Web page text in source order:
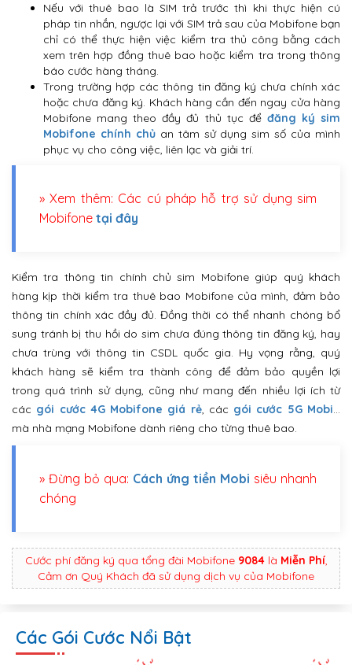
Nếu với thuê bao là SIM trả trước thì khi thực hiện cú
pháp tin nhắn, ngược lại với SIM trả sau của Mobifone bạn
chỉ có thể thực hiện việc kiểm tra thủ công bằng cách
xem trên hợp đồng thuê bao hoặc kiểm tra trong thông
báo cước hàng tháng.
Trong trường hợp các thông tin đăng ký chưa chính xác
hoặc chưa đăng ký. Khách hàng cần đến ngay cửa hàng
Mobifone mang theo đầy đủ thủ tục để đăng ký sim
Mobifone chính chủan tâm sử dụng sim số của mình
phục vụ cho công việc, liên lạc và giải trí.
» Xem thêm: Các cú pháp hỗ trợ sử dụng sim
Mobifone tại đây
Kiểm tra thông tin chính chủ sim Mobifone giúp quý khách
hàng kịp thời kiểm tra thuê bao Mobifone của mình, đảm bảo
thông tin chính xác đầy đủ. Đồng thời có thể nhanh chóng bổ
sung tránh bị thu hồi do sim chưa đúng thông tin đăng ký, hay
chưa trùng với thông tin CSDL quốc gia. Hy vọng rằng, quý
khách hàng sẽ kiểm tra thành công để đảm bảo quyền lợi
trong quá trình sử dụng, cũng như mang đến nhiều lợi ích từ
các gói cước 4G Mobifone giá rẻ, các gói cước 5G Mobi…
mà nhà mạng Mobifone dành riêng cho từng thuê bao.
» Đừng bỏ qua: Cách ứng tiền Mobi siêu nhanh
chóng
Cước phí đăng ký qua tổng đài Mobifone 9084là Miễn Phí,
Cảm ơn Quý Khách đã sử dụng dịch vụ của Mobifone
Các Gói Cước Nổi Bật